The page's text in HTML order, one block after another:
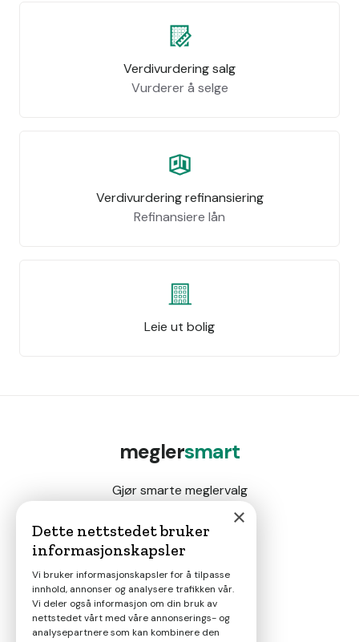
Verdivurdering salg
Vurderer å selge
Verdivurdering refinansiering
Refinansiere lån
Leie ut bolig
meglersmart
Gjør smarte meglervalg
Magasin
Nyheter
×
Dette nettstedet bruker
informasjonskapsler
Vi bruker informasjonskapsler for å tilpasse
innhold, annonser og analysere trafikken vår.
Vi deler også informasjon om din bruk av
nettstedet vårt med våre annonserings- og
analysepartnere som kan kombinere den